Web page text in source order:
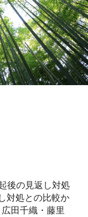
後の見返し対処
対処との比較か
広田千織・藤里